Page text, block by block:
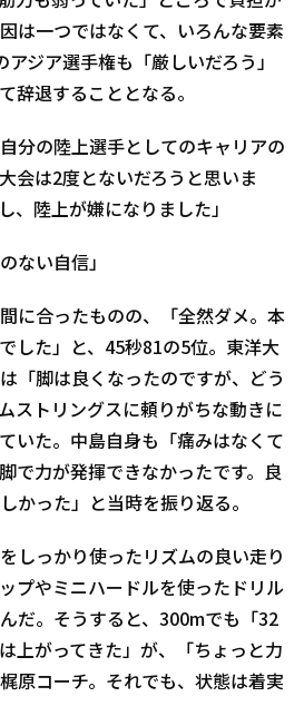
は一つではなくて、いろんな要素
ジア選手権も「厳しいだろう」
辞退することとなる。
分の陸上選手としてのキャリアの
会は2度とないだろうと思いま
、陸上が嫌になりました」
ない自信」
に合ったものの、「全然ダメ。本
した」と、45秒81の5位。東洋大
「脚は良くなったのですが、どう
ストリングスに頼りがちな動きに
いた。中島自身も「痛みはなくて
で力が発揮できなかったです。良
かった」と当時を振り返る。
しっかり使ったリズムの良い走り
プやミニハードルを使ったドリル
だ。そうすると、300mでも「32
上がってきた」が、「ちょっと力
原コーチ。それでも、状態は着実